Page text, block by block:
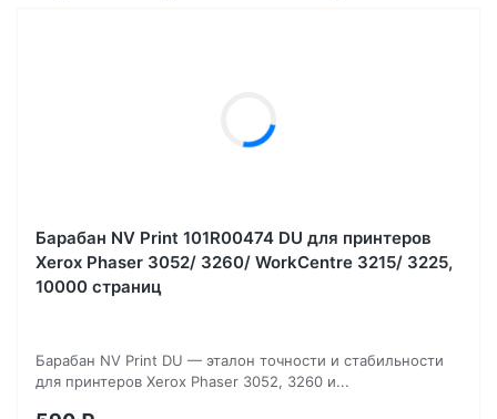
Барабан NV Print 101R00474 DU для принтеров
Xerox Phaser 3052/ 3260/ WorkCentre 3215/ 3225,
10000 страниц
Барабан NV Print DU — эталон точности и стабильности
для принтеров Xerox Phaser 3052, 3260 и...